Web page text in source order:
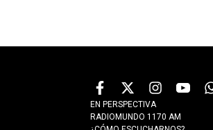
EN PERSPECTIVA
RADIOMUNDO 1170 AM